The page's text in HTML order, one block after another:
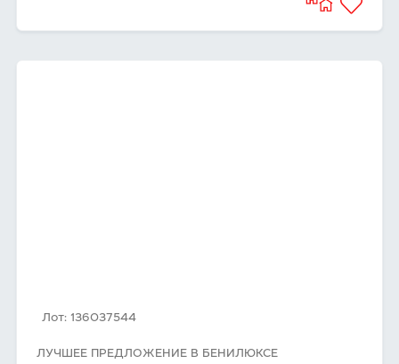
Лот: 136037544
ЛУЧШЕЕ ПРЕДЛОЖЕНИЕ В БЕНИЛЮКСЕ